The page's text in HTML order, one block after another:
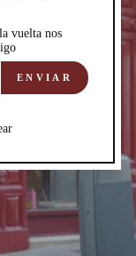
vuelta nos
ENVIAR